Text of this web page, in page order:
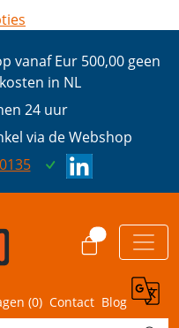
vanaf Eur 500,00 geen
in NL
24 uur
via de Webshop
(0) Contact Blog
cookies